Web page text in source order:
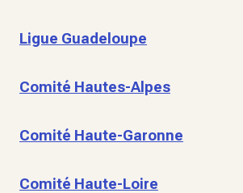
Ligue Guadeloupe
Comité Hautes-Alpes
Comité Haute-Garonne
Comité Haute-Loire